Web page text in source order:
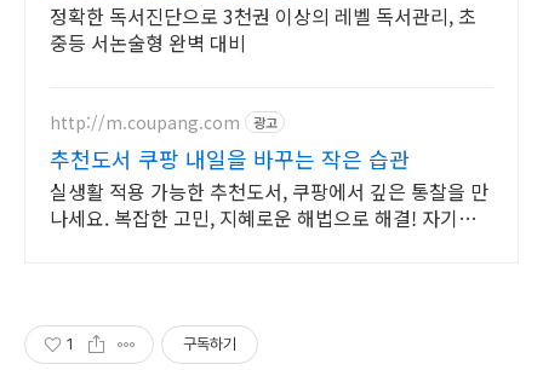
정확한 독서진단으로 3천권 이상의 레벨 독서관리, 초
중등 서논술형 완벽 대비
http://m.coupang.com 광고
추천도서 쿠팡 내일을 바꾸는 작은 습관
실생활 적용 가능한 추천도서, 쿠팡에서 깊은 통찰을 만
나세요. 복잡한 고민, 지혜로운 해법으로 해결! 자기계
1 구독하기